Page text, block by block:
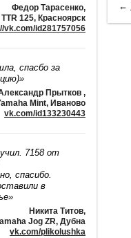
Федор Тарасенко,
TTR 125, Красноярск
vk.com/id281757056
спасбо за
Прытков ,
Mint, Иваново
vk.com/id133230443
7158 от
спасибо.
в
Никита Титов,
Jog ZR, Дубна
vk.com/plikolushka
←